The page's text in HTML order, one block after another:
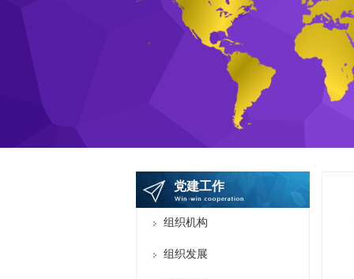
领导团队
组织机构
俄语专业
商务英语专业
就
第
党建工作
组织机构
组织发展